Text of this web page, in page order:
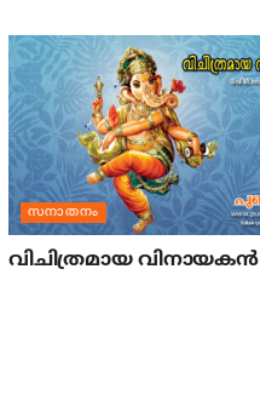
സനാതനം
വിചിത്രമായ വിനായകന്‍